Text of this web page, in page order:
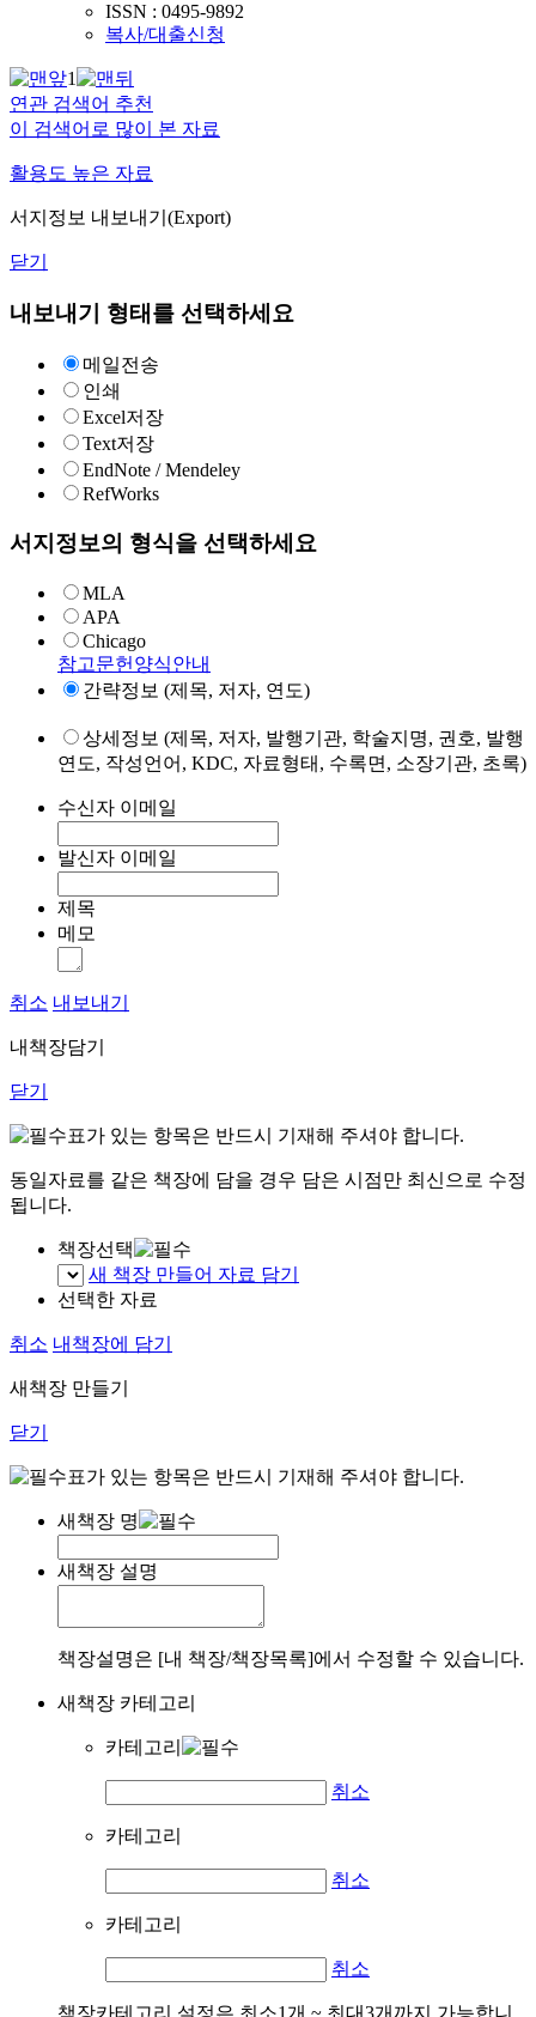
ISSN : 0495-9892
복사/대출신청
1
연관 검색어 추천
이 검색어로 많이 본 자료
활용도 높은 자료
서지정보 내보내기(Export)
닫기
내보내기 형태를 선택하세요
메일전송
인쇄
Excel저장
Text저장
EndNote / Mendeley
RefWorks
서지정보의 형식을 선택하세요
MLA
APA
Chicago
참고문헌양식안내
간략정보 (제목, 저자, 연도)
상세정보 (제목, 저자, 발행기관, 학술지명, 권호, 발행
연도, 작성언어, KDC, 자료형태, 수록면, 소장기관, 초록)
수신자 이메일
발신자 이메일
제목
메모
취소 내보내기
내책장담기
닫기
표가 있는 항목은 반드시 기재해 주셔야 합니다.
동일자료를 같은 책장에 담을 경우 담은 시점만 최신으로 수정
됩니다.
책장선택
새 책장 만들어 자료 담기
선택한 자료
취소 내책장에 담기
새책장 만들기
닫기
표가 있는 항목은 반드시 기재해 주셔야 합니다.
새책장 명
새책장 설명
책장설명은 [내 책장/책장목록]에서 수정할 수 있습니다.
새책장 카테고리
카테고리
취소
카테고리
취소
카테고리
취소